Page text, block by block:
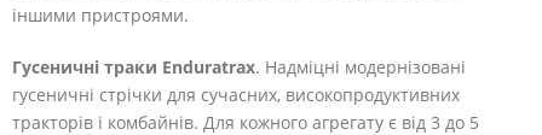
іншими пристроями.
Гусеничні траки Enduratrax. Надміцні модернізовані
гусеничні стрічки для сучасних, високопродуктивних
тракторів і комбайнів. Для кожного агрегату є від 3 до 5